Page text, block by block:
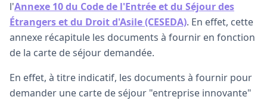
l'Annexe 10 du Code de l'Entrée et du Séjour des
Étrangers et du Droit d'Asile (CESEDA). En effet, cette
annexe récapitule les documents à fournir en fonction
de la carte de séjour demandée.
En effet, à titre indicatif, les documents à fournir pour
demander une carte de séjour "entreprise innovante"